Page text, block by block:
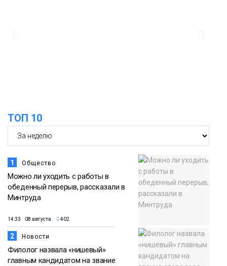
Новости
ТОП 10
1 Общество
Можно ли уходить с работы в
обеденный перерыв, рассказали в
Минтруда
14:33 08 августа 402
2 Новости
Филолог назвала «нишевый»
главным кандидатом на звание